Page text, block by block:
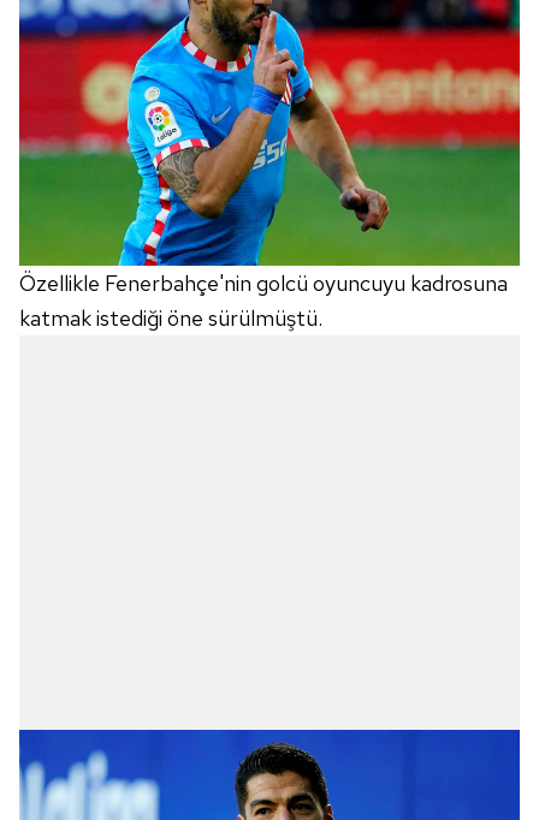
Özellikle Fenerbahçe'nin golcü oyuncuyu kadrosuna
katmak istediği öne sürülmüştü.